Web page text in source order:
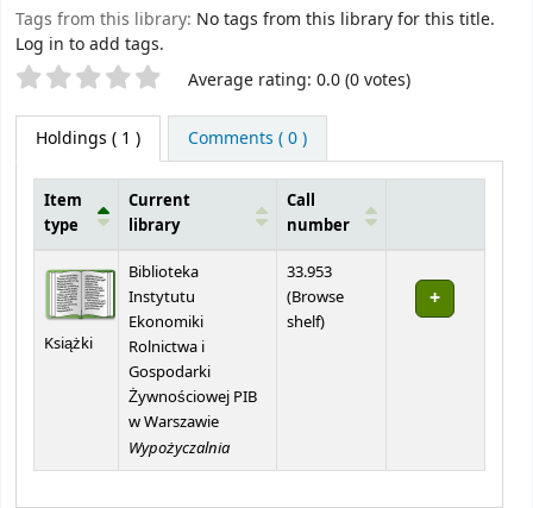
Tags from this library: No tags from this library for this title.
Log in to add tags.
Star ratings Average rating: 0.0 (0 votes)
Holdings ( 1 ) Comments ( 0 )
Item
type
Current
library
Call
number
Książki
Biblioteka
Instytutu
Ekonomiki
Rolnictwa i
Gospodarki
Żywnościowej PIB
w Warszawie
Wypożyczalnia
33.953
(Browse
shelf(Opens below)
)